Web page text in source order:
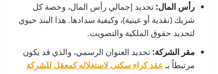
رأس المال: تحديد إجمالي رأس المال، وحصة كل
شريك (نقدية أو عينية)، وكيفية سدادها. هذا البند حيوي
لتحديد حقوق الملكية والتصويت.
مقر الشركة: تحديد العنوان الرسمي، والذي قد يكون
مرتبطاً بـعقد كراء سكنى لاستغلاله كمعقل للشركة